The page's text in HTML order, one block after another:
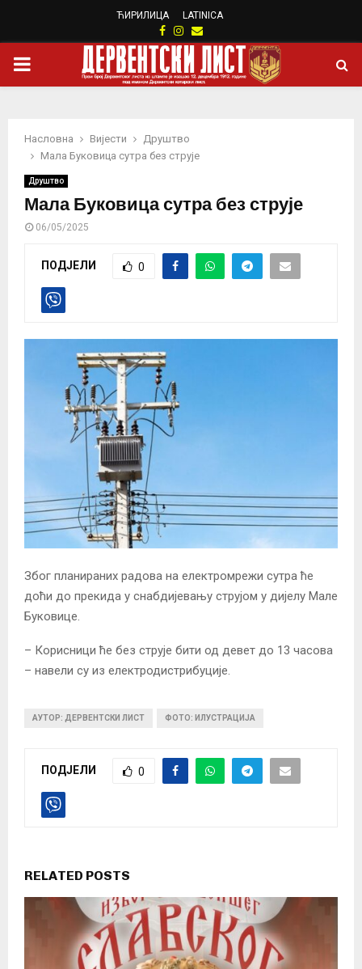
ЋИРИЛИЦА LATINICA
Facebook
Instagram
Email
PRIMARY
Насловна Вијести
Друштво
Мала Буковица сутра без струје
Друштво
Мала Буковица сутра без струје
06/05/2025
ПОДЈЕЛИ 0
Због планираних радова на електромрежи сутра ће
доћи до прекида у снабдијевању струјом у дијелу Мале
Буковице.
– Корисници ће без струје бити од девет до 13 часова
– навели су из електродистрибуције.
АУТОР: ДЕРВЕНТСКИ ЛИСТ ФОТО: ИЛУСТРАЦИЈА
ПОДЈЕЛИ 0
RELATED POSTS